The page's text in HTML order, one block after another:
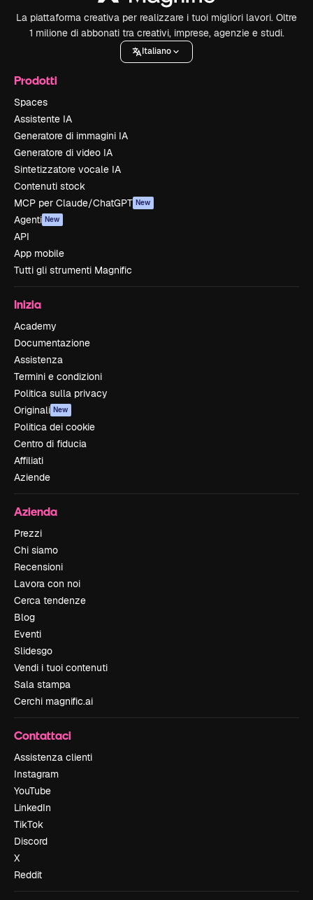
La piattaforma creativa per realizzare i tuoi migliori lavori. Oltre
1 milione di abbonati tra creativi, imprese, agenzie e studi.
Italiano
Prodotti
Spaces
Assistente IA
Generatore di immagini IA
Generatore di video IA
Sintetizzatore vocale IA
Contenuti stock
MCP per Claude/ChatGPT New
Agenti New
API
App mobile
Tutti gli strumenti Magnific
Inizia
Academy
Documentazione
Assistenza
Termini e condizioni
Politica sulla privacy
Originali New
Politica dei cookie
Centro di fiducia
Affiliati
Aziende
Azienda
Prezzi
Chi siamo
Recensioni
Lavora con noi
Cerca tendenze
Blog
Eventi
Slidesgo
Vendi i tuoi contenuti
Sala stampa
Cerchi magnific.ai
Contattaci
Assistenza clienti
Instagram
YouTube
LinkedIn
TikTok
Discord
X
Reddit